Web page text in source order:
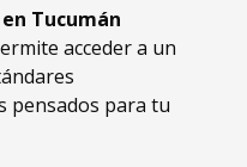
Tucumán
acceder a un
pensados para tu